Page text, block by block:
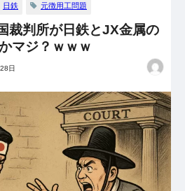
日鉄 元徴用工問題
裁判所が日鉄とJX金属の
マジ？ｗｗｗ
日